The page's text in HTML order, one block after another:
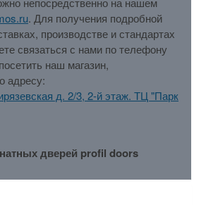
. Для получения подробной
производстве и стандартах
связаться с нами по телефону
наш магазин,
адресу:
д. 2/3, 2-й этаж. ТЦ "Парк
дверей profil doors